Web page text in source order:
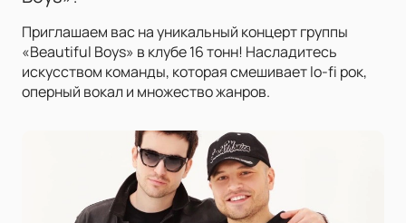
Приглашаем вас на уникальный концерт группы
«Beautiful Boys» в клубе 16 тонн! Насладитесь
искусством команды, которая смешивает lo-fi рок,
оперный вокал и множество жанров.